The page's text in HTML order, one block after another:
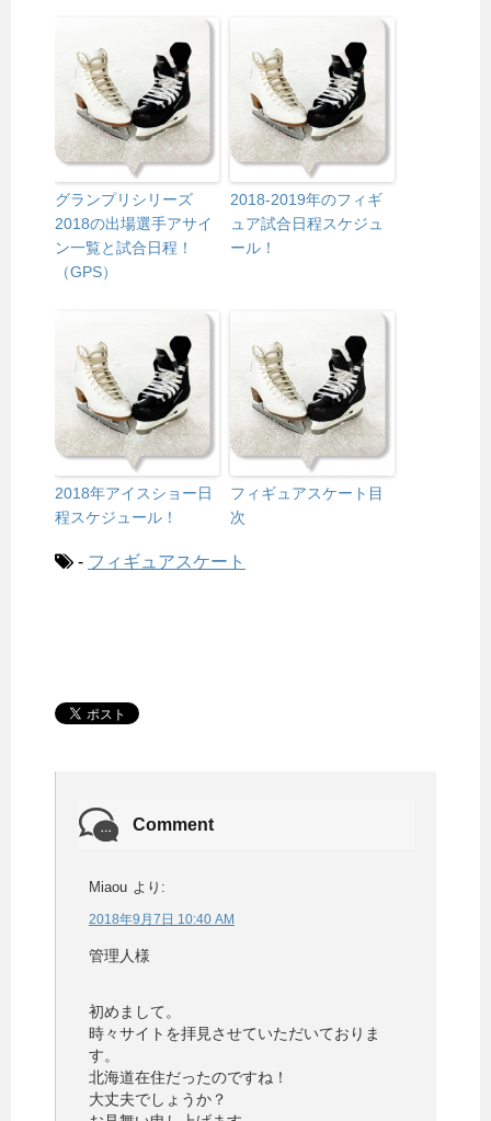
グランプリシリーズ
2018の出場選手アサイ
ン一覧と試合日程！
（GPS）
2018-2019年のフィギ
ュア試合日程スケジュ
ール！
2018年アイスショー日
程スケジュール！
フィギュアスケート目
次
- フィギュアスケート
Comment
Miaou より:
2018年9月7日 10:40 AM
管理人様
初めまして。
時々サイトを拝見させていただいておりま
す。
北海道在住だったのですね！
大丈夫でしょうか？